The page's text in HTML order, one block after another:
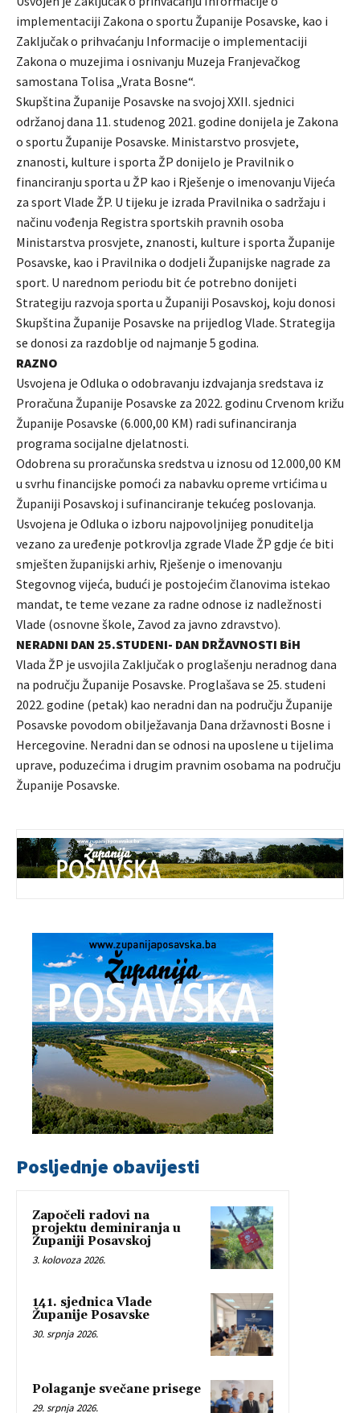
implementaciji Zakona o sportu Županije Posavske, kao i
Zaključak o prihvaćanju Informacije o implementaciji
Zakona o muzejima i osnivanju Muzeja Franjevačkog
samostana Tolisa „Vrata Bosne“.
Skupština Županije Posavske na svojoj XXII. sjednici
održanoj dana 11. studenog 2021. godine donijela je Zakona
o sportu Županije Posavske. Ministarstvo prosvjete,
znanosti, kulture i sporta ŽP donijelo je Pravilnik o
financiranju sporta u ŽP kao i Rješenje o imenovanju Vijeća
za sport Vlade ŽP. U tijeku je izrada Pravilnika o sadržaju i
načinu vođenja Registra sportskih pravnih osoba
Ministarstva prosvjete, znanosti, kulture i sporta Županije
Posavske, kao i Pravilnika o dodjeli Županijske nagrade za
sport. U narednom periodu bit će potrebno donijeti
Strategiju razvoja sporta u Županiji Posavskoj, koju donosi
Skupština Županije Posavske na prijedlog Vlade. Strategija
se donosi za razdoblje od najmanje 5 godina.
RAZNO
Usvojena je Odluka o odobravanju izdvajanja sredstava iz
Proračuna Županije Posavske za 2022. godinu Crvenom križu
Županije Posavske (6.000,00 KM) radi sufinanciranja
programa socijalne djelatnosti.
Odobrena su proračunska sredstva u iznosu od 12.000,00 KM
u svrhu financijske pomoći za nabavku opreme vrtićima u
Županiji Posavskoj i sufinanciranje tekućeg poslovanja.
Usvojena je Odluka o izboru najpovoljnijeg ponuditelja
vezano za uređenje potkrovlja zgrade Vlade ŽP gdje će biti
smješten županijski arhiv, Rješenje o imenovanju
Stegovnog vijeća, budući je postojećim članovima istekao
mandat, te teme vezane za radne odnose iz nadležnosti
Vlade (osnovne škole, Zavod za javno zdravstvo).
NERADNI DAN 25.STUDENI- DAN DRŽAVNOSTI BiH
Vlada ŽP je usvojila Zaključak o proglašenju neradnog dana
na području Županije Posavske. Proglašava se 25. studeni
2022. godine (petak) kao neradni dan na području Županije
Posavske povodom obilježavanja Dana državnosti Bosne i
Hercegovine. Neradni dan se odnosi na uposlene u tijelima
uprave, poduzećima i drugim pravnim osobama na području
Županije Posavske.
Posljednje obavijesti
Započeli radovi na
projektu deminiranja u
Županiji Posavskoj
3. kolovoza 2026.
141. sjednica Vlade
Županije Posavske
30. srpnja 2026.
Polaganje svečane prisege
29. srpnja 2026.